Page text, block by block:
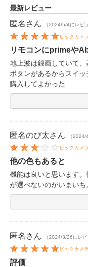
最新レビュー
匿名 さん （2024/5/4にレビ
ビックカメ
リモコンにprimeや
地上波は録画していて、
ボタンがあるからスイッ
購入してよかった
匿名のび太さん （2024/
ビックカメ
他の色もあると
機能は良いと思います
が選べないのがいまいち
匿名 さん （2024/3/26にレビ
ビックカメ
評価